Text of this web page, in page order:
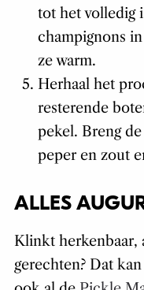
tot het volledig
champignons
ze warm.
Herhaal het
resterende
pekel. Breng
peper en zout
ALLES
Klinkt herkenbaar,
gerechten? Dat